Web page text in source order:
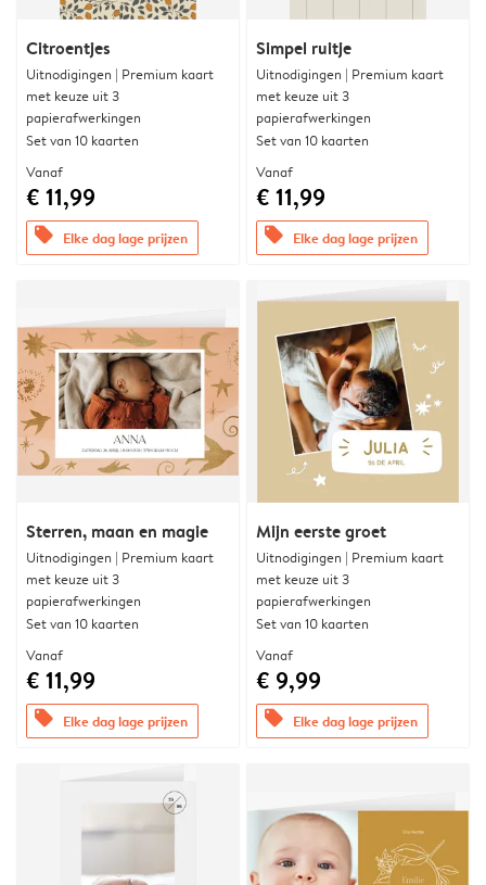
Citroentjes
Uitnodigingen | Premium kaart
met keuze uit 3
papierafwerkingen
Set van 10 kaarten
Vanaf
€ 11,99
offers Elke dag lage prijzen
Simpel ruitje
Uitnodigingen | Premium kaart
met keuze uit 3
papierafwerkingen
Set van 10 kaarten
Vanaf
€ 11,99
offers Elke dag lage prijzen
Sterren, maan en magie
Uitnodigingen | Premium kaart
met keuze uit 3
papierafwerkingen
Set van 10 kaarten
Vanaf
€ 11,99
offers Elke dag lage prijzen
Mijn eerste groet
Uitnodigingen | Premium kaart
met keuze uit 3
papierafwerkingen
Set van 10 kaarten
Vanaf
€ 9,99
offers Elke dag lage prijzen